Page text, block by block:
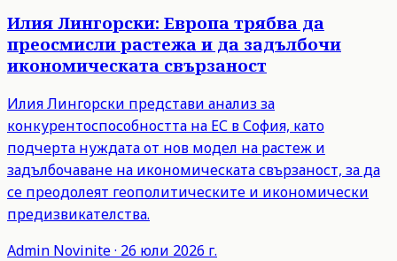
Илия Лингорски: Европа трябва да
преосмисли растежа и да задълбочи
икономическата свързаност
Илия Лингорски представи анализ за
конкурентоспособността на ЕС в София, като
подчерта нуждата от нов модел на растеж и
задълбочаване на икономическата свързаност, за да
се преодолеят геополитическите и икономически
предизвикателства.
Admin Novinite· 26 юли 2026 г.